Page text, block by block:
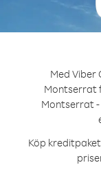
Med Viber
Montserrat
Montserrat
Köp